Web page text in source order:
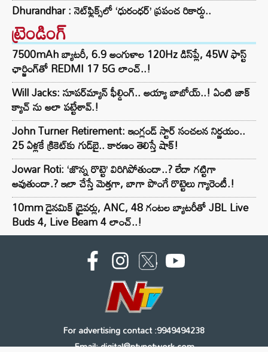
Dhurandhar : నెట్‌ఫ్లిక్స్‌లో ‘ధురంధర్’ ప్రపంచ రికార్డు..
ట్రెండింగ్‌
7500mAh బ్యాటరీ, 6.9 అంగుళాల 120Hz డిస్‌ప్లే, 45W ఫాస్ట్
ఛార్జింగ్‌తో REDMI 17 5G లాంచ్..!
Will Jacks: సూపర్‌మ్యాన్ ఫీల్డింగ్.. అయ్యా బాబోయ్..! ఏంటి జాక్
క్యాచ్ ను అలా పట్టేశావ్.!
John Turner Retirement: ఇంగ్లండ్ స్టార్ సంచలన నిర్ణయం..
25 ఏళ్లకే క్రికెట్‌కు గుడ్‌బై.. కారణం తెలిస్తే షాక్!
Jowar Roti: ‘జొన్న రొట్టె’ విరిగిపోతుందా..? లేదా గట్టిగా
అవుతుందా.? ఇలా చేస్తే మెత్తగా, బాగా పొంగే రొట్టెలు గ్యారెంటీ.!
10mm డైనమిక్ డ్రైవర్లు, ANC, 48 గంటల బ్యాటరీతో JBL Live
Buds 4, Live Beam 4 లాంచ్..!
For advertising contact :9949494238
Email: digital@ntvnetwork.com